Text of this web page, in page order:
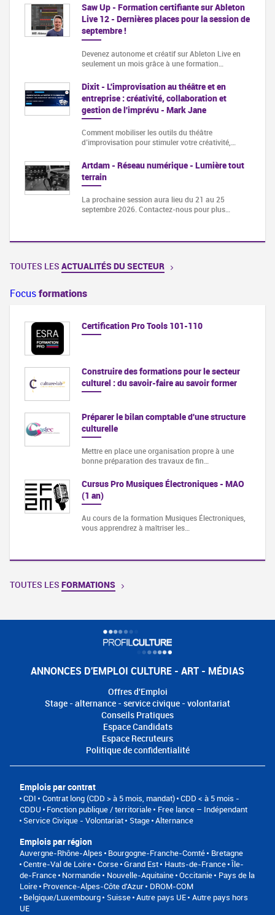
Saw Up - Formation certifiante sur Ableton
Live 12 - Dernières places pour la session de
septembre !
Devenez autonome et créatif sur Ableton Live en
seulement un mois grâce à une formation…
Dixit - L'improvisation au théâtre et en
entreprise : créativité, collaboration et
gestion de l'imprévu - Mark Jane
Comment mobiliser les outils du théâtre
d’improvisation pour stimuler votre créativité,…
Artdam - Réseau numérique - Lumière tout
terrain
La prochaine session aura lieu du 21 au 25
septembre 2026. Contactez-nous pour plus…
TOUTES LES ACTUALITÉS DU SECTEUR
Focusformations
Certification Pro Tools 101-110
Construire des formations pour le secteur
culturel : du savoir-faire au savoir former
Préparer le bilan comptable d'une structure
culturelle
Mettre en place une organisation propre à une
bonne préparation des travaux de fin…
Cursus Pro Musiques Électroniques - MAO
(1 an)
Au cours de la formation Musiques Électroniques,
vous apprendrez à maîtriser les…
TOUTES LES FORMATIONS
ANNONCES D'EMPLOI CULTURE - ART - MÉDIAS
Offres d'Emploi
Stage - alternance - service civique - volontariat
Conseils Pratiques
Espace Candidats
Espace Recruteurs
Politique de confidentialité
Emplois par contrat
CDI Contrat long (CDD > à 5 mois, mandat) CDD < à 5 mois -
CDDU
Fonction publique / territoriale
Free lance – Indépendant
Service Civique - Volontariat
Stage Alternance
Emplois par région
Auvergne-Rhône-Alpes Bourgogne-Franche-Comté
Bretagne
Centre-Val de Loire Corse Grand Est Hauts-de-France Île-
de-France Normandie Nouvelle-Aquitaine Occitanie
Pays de la
Loire Provence-Alpes-Côte d'Azur
DROM-COM
Belgique/Luxembourg
Suisse Autre pays UE Autre pays hors
UE